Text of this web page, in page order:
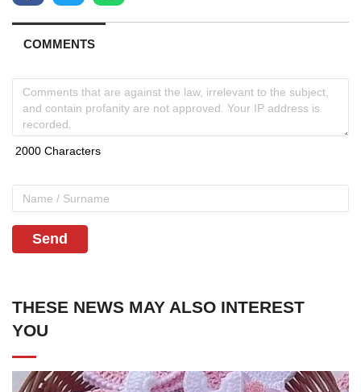
COMMENTS
Send
THESE NEWS MAY ALSO INTEREST
YOU